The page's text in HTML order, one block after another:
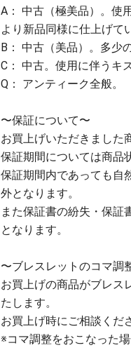
A： 中古（極美品）。使
より新品同様に仕上げて
B： 中古（美品）。多少
C： 中古。使用に伴うキ
Q： アンティーク全般。
〜保証について〜
お買上げいただきました
保証期間については商品
保証期間内であっても自
外となります。
また保証書の紛失・保証
となります。
〜ブレスレットのコマ調
お買上げの商品がブレス
たします。
お買上げ時にご相談くだ
※コマ調整をおこなった